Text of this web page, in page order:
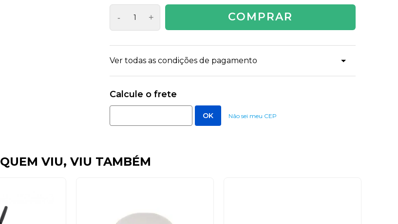
- + COMPRAR
Ver todas as condições de pagamento
Não sei meu CEP
QUEM VIU, VIU TAMBÉM